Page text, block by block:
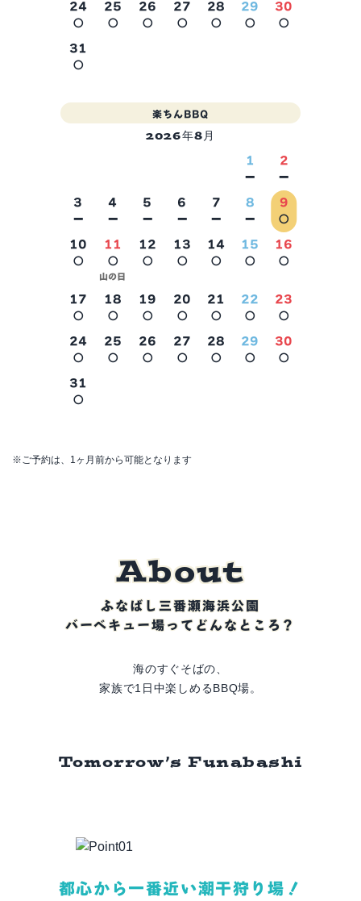
24
○
25
○
26
○
27
○
28
○
29
○
30
○
31
○
楽ちんBBQ
2026年8月
1
－
2
－
3
－
4
－
5
－
6
－
7
－
8
－
9
○
10
○
11
○
山の日
12
○
13
○
14
○
15
○
16
○
17
○
18
○
19
○
20
○
21
○
22
○
23
○
24
○
25
○
26
○
27
○
28
○
29
○
30
○
31
○
2026年9月
※ご予約は、1ヶ月前から可能となります
About
ふなばし三番瀬海浜公園
バーベキュー場ってどんなところ？
海のすぐそばの、
家族で1日中楽しめるBBQ場。
Tomorrow’s Funabashi
都心から一番近い潮干狩り場！